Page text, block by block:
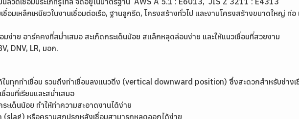
ชื่อมเหล็กเหนียวในงานเชื่อมต่อเรือ, ฐานลูกรีด, โครงสร้างทั่วไป และงานโครงสร้างขนาดใหญ่ ท่
มง่าย อาร์คคงที่สม่ำเสมอ สะเก็ดกระเด็นน้อย สแล็กหลุดล่อนง่าย และให้แนวเชื่อมที่สวยงาม
DNV, LR, มอก.
ในทุกท่าเชื่อม รวมถึงท่าเชื่อมลงแนวดิ่ง (vertical downward position) ซึ่งสะดวกสำหรับช่าง
อมที่เรียบและสม่ำเสมอ
ะเด็นน้อย ทำให้ทำความสะอาดงานได้ง่าย
หรือคราบสกปรกหลังเชื่อมสามารถหลุดออกได้ง่าย